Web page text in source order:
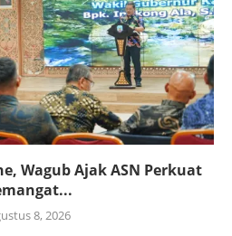
Wagub Ajak ASN Perkuat
8, 2026